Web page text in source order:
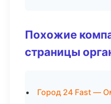
Похожие
страницы
Город 24 Fast —